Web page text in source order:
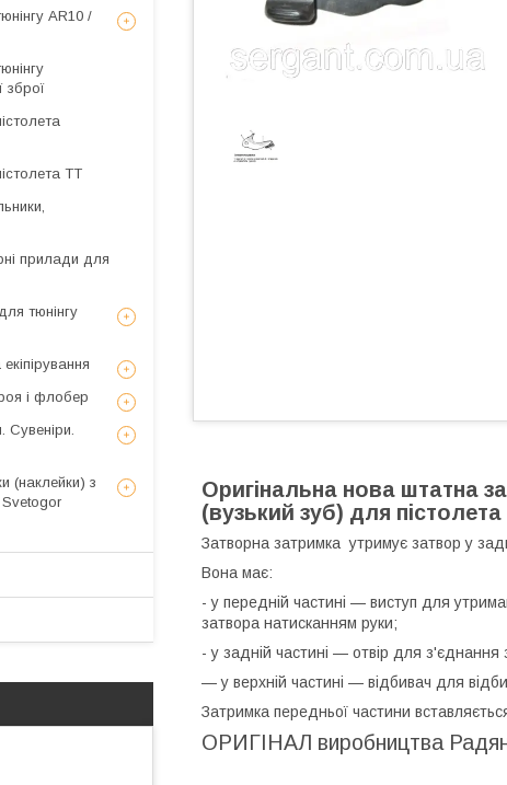
Оригінальна нова штатна
(вузький зуб) для
Затворна затримка утримує затвор у
Вона має:
- у передній частині — виступ для
затвора натисканням руки;
- у задній частині — отвір для
— у верхній частині — відбивач для
Затримка передньої частини вставляється
ОРИГІНАЛ виробництва
AR10 /
зброї
ТТ
прилади для
тюнінгу
і флобер
Сувеніри.
(наклейки) з